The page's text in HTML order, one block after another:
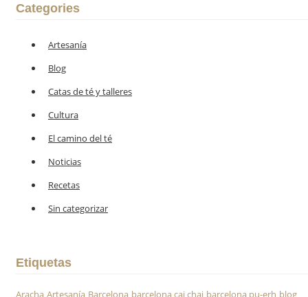
Categories
Artesanía
Blog
Catas de té y talleres
Cultura
El camino del té
Noticias
Recetas
Sin categorizar
Etiquetas
Aracha Artesanía Barcelona barcelona caj chai barcelona pu-erh blog